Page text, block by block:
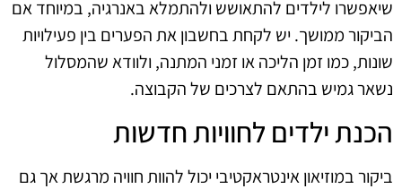
שיאפשרו לילדים להתאושש ולהתמלא באנרגיה, במיוחד אם
הביקור ממושך. יש לקחת בחשבון את הפערים בין פעילויות
שונות, כמו זמן הליכה או זמני המתנה, ולוודא שהמסלול
נשאר גמיש בהתאם לצרכים של הקבוצה.
הכנת ילדים לחוויות חדשות
ביקור במוזיאון אינטראקטיבי יכול להוות חוויה מרגשת אך גם